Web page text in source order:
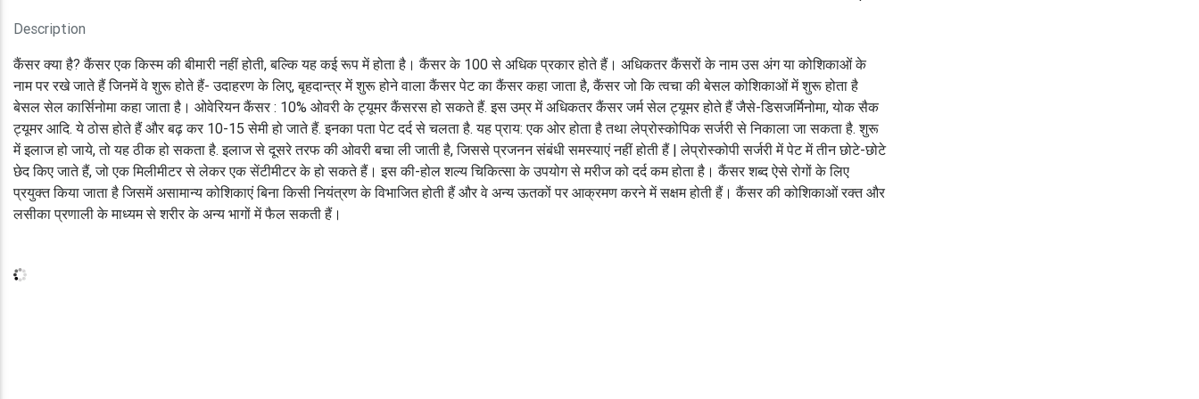
Description
कैंसर क्या है? कैंसर एक किस्म की बीमारी नहीं होती, बल्कि यह कई रूप में होता है। कैंसर के 100 से अधिक प्रकार होते हैं। अधिकतर कैंसरों के नाम उस अंग या कोशिकाओं के
नाम पर रखे जाते हैं जिनमें वे शुरू होते हैं- उदाहरण के लिए, बृहदान्त्र में शुरू होने वाला कैंसर पेट का कैंसर कहा जाता है, कैंसर जो कि त्वचा की बेसल कोशिकाओं में शुरू होता है
बेसल सेल कार्सिनोमा कहा जाता है। ओवेरियन कैंसर : 10% ओवरी के ट्यूमर कैंसरस हो सकते हैं. इस उम्र में अधिकतर कैंसर जर्म सेल ट्यूमर होते हैं जैसे-डिसजर्मिनोमा, योक सैक
ट्यूमर आदि. ये ठोस होते हैं और बढ़ कर 10-15 सेमी हो जाते हैं. इनका पता पेट दर्द से चलता है. यह प्राय: एक ओर होता है तथा लेप्रोस्कोपिक सर्जरी से निकाला जा सकता है. शुरू
में इलाज हो जाये, तो यह ठीक हो सकता है. इलाज से दूसरे तरफ की ओवरी बचा ली जाती है, जिससे प्रजनन संबंधी समस्याएं नहीं होती हैं | लेप्रोस्कोपी सर्जरी में पेट में तीन छोटे-छोटे
छेद किए जाते हैं, जो एक मिलीमीटर से लेकर एक सेंटीमीटर के हो सकते हैं। इस की-होल शल्य चिकित्सा के उपयोग से मरीज को दर्द कम होता है। कैंसर शब्द ऐसे रोगों के लिए
प्रयुक्त किया जाता है जिसमें असामान्य कोशिकाएं बिना किसी नियंत्रण के विभाजित होती हैं और वे अन्य ऊतकों पर आक्रमण करने में सक्षम होती हैं। कैंसर की कोशिकाओं रक्त और
लसीका प्रणाली के माध्यम से शरीर के अन्य भागों में फैल सकती हैं।